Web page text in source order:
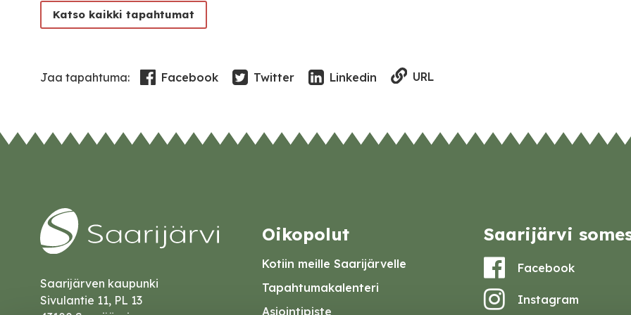
Katso kaikki tapahtumat
Jaa tapahtuma: Facebook Twitter Linkedin URL
Saarijärven kaupunki
Sivulantie 11, PL 13
Oikopolut
Kotiin meille Saarijärvelle
Tapahtumakalenteri
Asiointipiste
Saarijärvi
Facebook
Instagram